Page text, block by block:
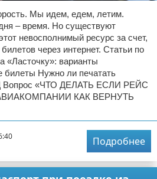
Мы идем, едем, летим.
– время. Но существуют
невосполнимый ресурс за счет,
через интернет. Статьи по
«Ласточку»: варианты
билеты Нужно ли печатать
Вопрос «ЧТО ДЕЛАТЬ ЕСЛИ РЕЙС
КАК ВЕРНУТЬ
Подробнее